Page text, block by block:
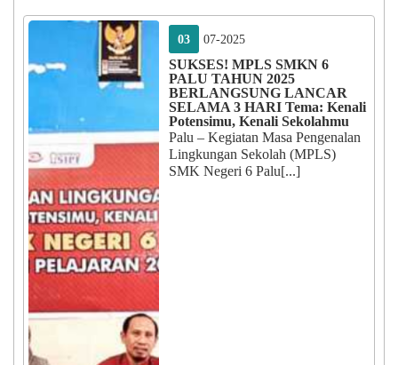
03 07-2025
SUKSES! MPLS SMKN 6
PALU TAHUN 2025
BERLANGSUNG LANCAR
SELAMA 3 HARI Tema: Kenali
Potensimu, Kenali Sekolahmu
Palu – Kegiatan Masa Pengenalan
Lingkungan Sekolah (MPLS)
SMK Negeri 6 Palu[...]